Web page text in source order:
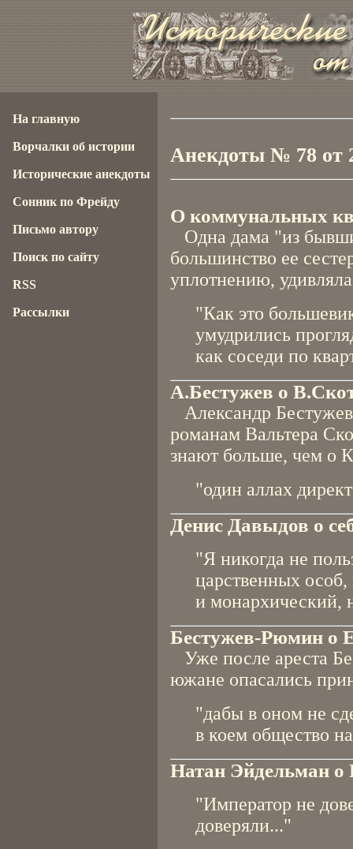
Анекдоты № 78 от
О коммунальных
Одна дама "из
большинство ее
уплотнению,
"Как это
умудрились
как соседи по
А.Бестужев о
Александр Бестужев
романам Вальтера
знают больше, чем о
"один аллах
Денис Давыдов о
"Я никогда не
царственных
и монархический,
Бестужев-Рюмин о
Уже после ареста
южане опасались
"дабы в оном не
в коем общество
Натан Эйдельман о
"Император не
доверяли..."
На главную
Ворчалки об истории
Исторические анекдоты
Сонник по Фрейду
Письмо автору
Поиск по сайту
RSS
Рассылки